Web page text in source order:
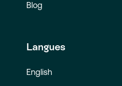
Blog
Langues
English